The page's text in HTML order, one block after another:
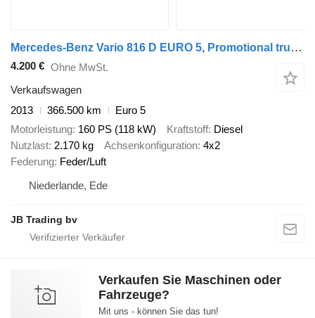
Mercedes-Benz Vario 816 D EURO 5, Promotional truck, Manual trans
4.200 € Ohne MwSt.
Verkaufswagen
2013
366.500 km
Euro 5
Motorleistung 160 PS (118 kW) Kraftstoff Diesel
Nutzlast 2.170 kg Achsenkonfiguration 4x2
Federung Feder/Luft
Niederlande, Ede
JB Trading bv
Verkaufen Sie Maschinen oder
Fahrzeuge?
Mit uns - können Sie das tun!